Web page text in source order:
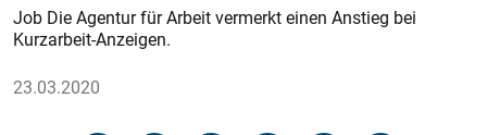
Job Die Agentur für Arbeit vermerkt einen Anstieg bei
Kurzarbeit-Anzeigen.
23.03.2020